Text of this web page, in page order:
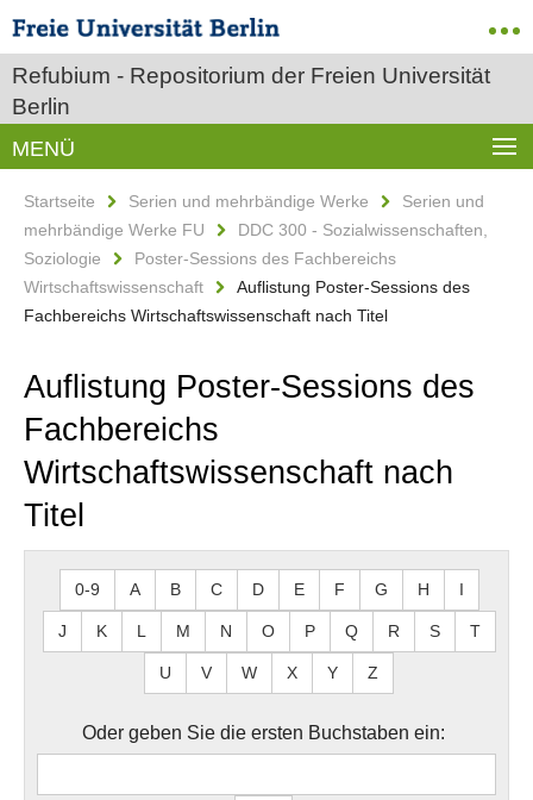
Refubium - Repositorium der Freien Universität
Berlin
MENÜ
Startseite Serien und mehrbändige Werke
Serien und
mehrbändige Werke FU
DDC 300 - Sozialwissenschaften,
Soziologie
Poster-Sessions des Fachbereichs
Wirtschaftswissenschaft
Auflistung Poster-Sessions des
Fachbereichs Wirtschaftswissenschaft nach Titel
Auflistung Poster-Sessions des
Fachbereichs
Wirtschaftswissenschaft nach
Titel
0-9 A B C D E F G H I
J K L M N O P Q R S T
U V W X Y Z
Oder geben Sie die ersten Buchstaben ein: